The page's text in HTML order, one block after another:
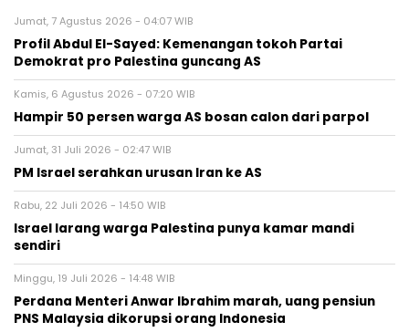
Jumat, 7 Agustus 2026 - 04:07 WIB
Profil Abdul El-Sayed: Kemenangan tokoh Partai
Demokrat pro Palestina guncang AS
Kamis, 6 Agustus 2026 - 07:20 WIB
Hampir 50 persen warga AS bosan calon dari parpol
Jumat, 31 Juli 2026 - 02:47 WIB
PM Israel serahkan urusan Iran ke AS
Rabu, 22 Juli 2026 - 14:50 WIB
Israel larang warga Palestina punya kamar mandi
sendiri
Minggu, 19 Juli 2026 - 14:48 WIB
Perdana Menteri Anwar Ibrahim marah, uang pensiun
PNS Malaysia dikorupsi orang Indonesia